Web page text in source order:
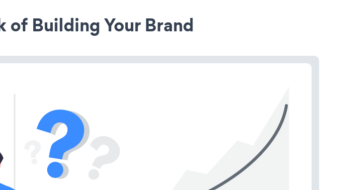
of Building Your Brand